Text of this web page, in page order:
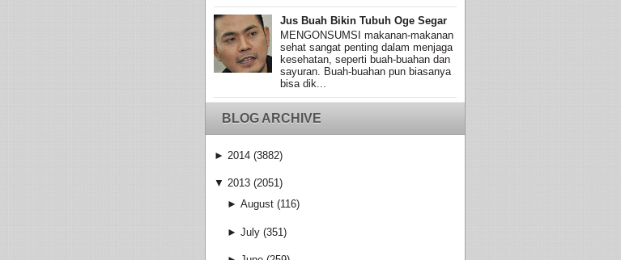
Jus Buah Bikin Tubuh Oge Segar
MENGONSUMSI makanan-makanan
sehat sangat penting dalam menjaga
kesehatan, seperti buah-buahan dan
sayuran. Buah-buahan pun biasanya
bisa dik...
BLOG ARCHIVE
► 2014 (3882)
▼ 2013 (2051)
► August (116)
► July (351)